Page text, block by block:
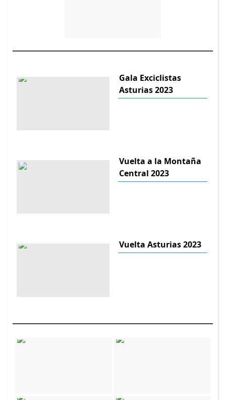
Gala Exciclistas
Asturias 2023
Vuelta a la Montaña
Central 2023
Vuelta Asturias 2023